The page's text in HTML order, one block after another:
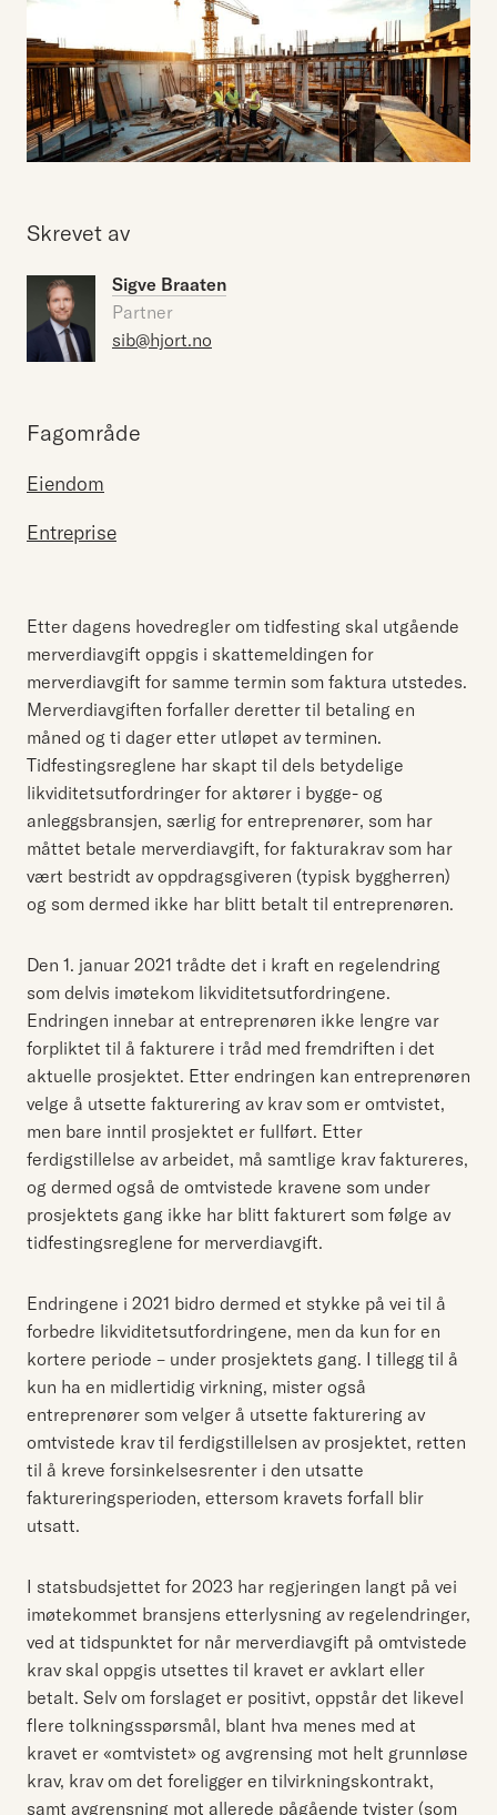
Skrevet av
Sigve Braaten
Partner
sib@hjort.no
Fagområde
Eiendom
Entreprise
Etter dagens hovedregler om tidfesting skal utgående
merverdiavgift oppgis i skattemeldingen for
merverdiavgift for samme termin som faktura utstedes.
Merverdiavgiften forfaller deretter til betaling en
måned og ti dager etter utløpet av terminen.
Tidfestingsreglene har skapt til dels betydelige
likviditetsutfordringer for aktører i bygge- og
anleggsbransjen, særlig for entreprenører, som har
måttet betale merverdiavgift, for fakturakrav som har
vært bestridt av oppdragsgiveren (typisk byggherren)
og som dermed ikke har blitt betalt til entreprenøren.
Den 1. januar 2021 trådte det i kraft en regelendring
som delvis imøtekom likviditetsutfordringene.
Endringen innebar at entreprenøren ikke lengre var
forpliktet til å fakturere i tråd med fremdriften i det
aktuelle prosjektet. Etter endringen kan entreprenøren
velge å utsette fakturering av krav som er omtvistet,
men bare inntil prosjektet er fullført. Etter
ferdigstillelse av arbeidet, må samtlige krav faktureres,
og dermed også de omtvistede kravene som under
prosjektets gang ikke har blitt fakturert som følge av
tidfestingsreglene for merverdiavgift.
Endringene i 2021 bidro dermed et stykke på vei til å
forbedre likviditetsutfordringene, men da kun for en
kortere periode – under prosjektets gang. I tillegg til å
kun ha en midlertidig virkning, mister også
entreprenører som velger å utsette fakturering av
omtvistede krav til ferdigstillelsen av prosjektet, retten
til å kreve forsinkelsesrenter i den utsatte
faktureringsperioden, ettersom kravets forfall blir
utsatt.
I statsbudsjettet for 2023 har regjeringen langt på vei
imøtekommet bransjens etterlysning av regelendringer,
ved at tidspunktet for når merverdiavgift på omtvistede
krav skal oppgis utsettes til kravet er avklart eller
betalt. Selv om forslaget er positivt, oppstår det likevel
flere tolkningsspørsmål, blant hva menes med at
kravet er «omtvistet» og avgrensing mot helt grunnløse
krav, krav om det foreligger en tilvirkningskontrakt,
samt avgrensning mot allerede pågående tvister (som